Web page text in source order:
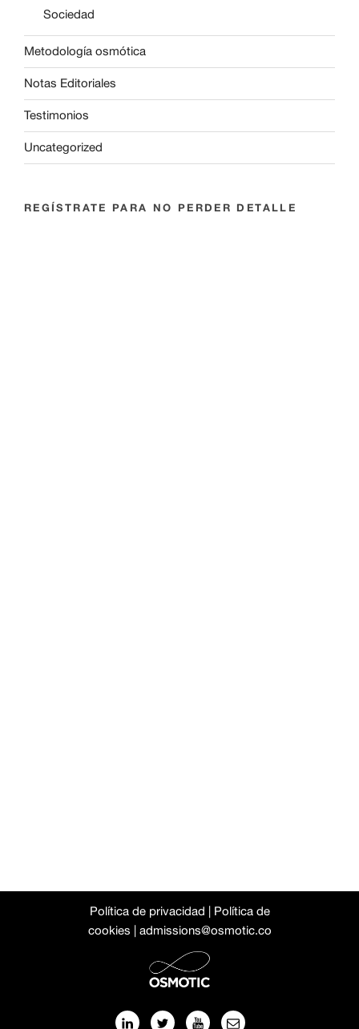
Sociedad
Metodología osmótica
Notas Editoriales
Testimonios
Uncategorized
REGÍSTRATE PARA NO PERDER DETALLE
Este sitio web utiliza cookies propias y de terceros para mejorar
la navegación de las personas usuarias. Pinche en el botón
CONFIGURAR para obtener mayor información sobre el uso de
cookies, configurar las mismas y/o rechazar su uso y en
Política de privacidad
Política de
cookies
admissions@osmotic.co
LinkedINTwitter YoutubeEscríbenos